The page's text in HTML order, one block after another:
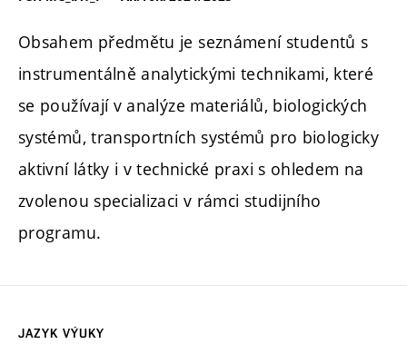
Obsahem předmětu je seznámení studentů s
instrumentálně analytickými technikami, které
se používají v analýze materiálů, biologických
systémů, transportních systémů pro biologicky
aktivní látky i v technické praxi s ohledem na
zvolenou specializaci v rámci studijního
programu.
JAZYK VÝUKY